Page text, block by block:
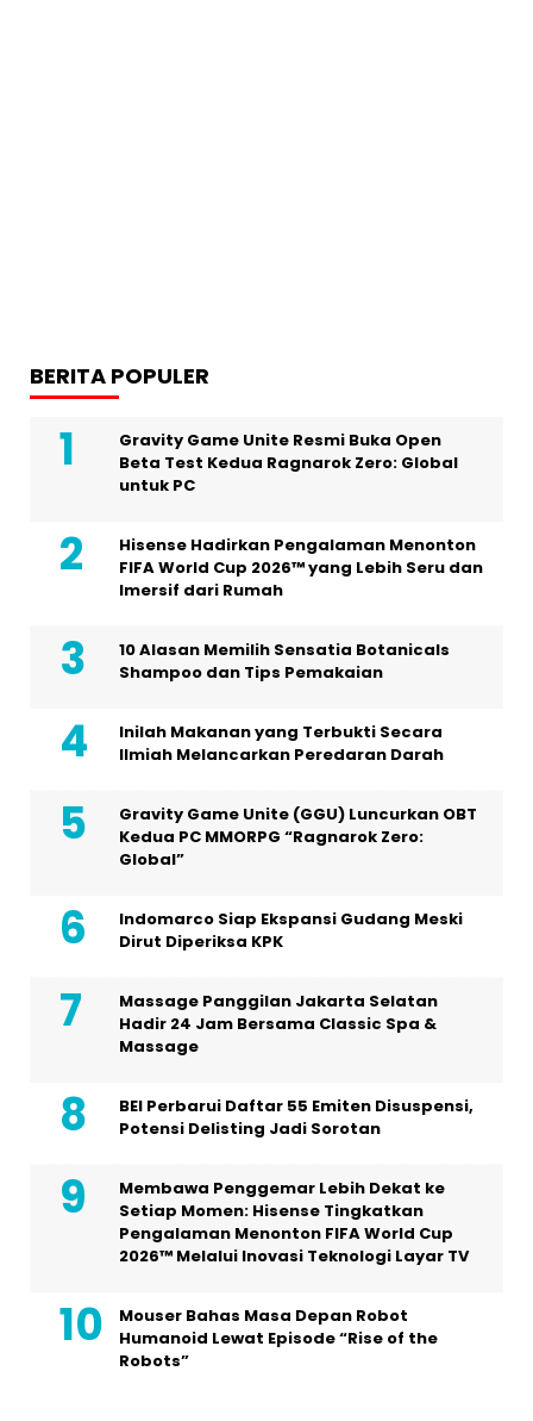
BERITA POPULER
Gravity Game Unite Resmi Buka Open
Beta Test Kedua Ragnarok Zero: Global
untuk PC
Hisense Hadirkan Pengalaman Menonton
FIFA World Cup 2026™ yang Lebih Seru dan
Imersif dari Rumah
10 Alasan Memilih Sensatia Botanicals
Shampoo dan Tips Pemakaian
Inilah Makanan yang Terbukti Secara
Ilmiah Melancarkan Peredaran Darah
Gravity Game Unite (GGU) Luncurkan OBT
Kedua PC MMORPG “Ragnarok Zero:
Global”
Indomarco Siap Ekspansi Gudang Meski
Dirut Diperiksa KPK
Massage Panggilan Jakarta Selatan
Hadir 24 Jam Bersama Classic Spa &
Massage
BEI Perbarui Daftar 55 Emiten Disuspensi,
Potensi Delisting Jadi Sorotan
Membawa Penggemar Lebih Dekat ke
Setiap Momen: Hisense Tingkatkan
Pengalaman Menonton FIFA World Cup
2026™ Melalui Inovasi Teknologi Layar TV
Mouser Bahas Masa Depan Robot
Humanoid Lewat Episode “Rise of the
Robots”